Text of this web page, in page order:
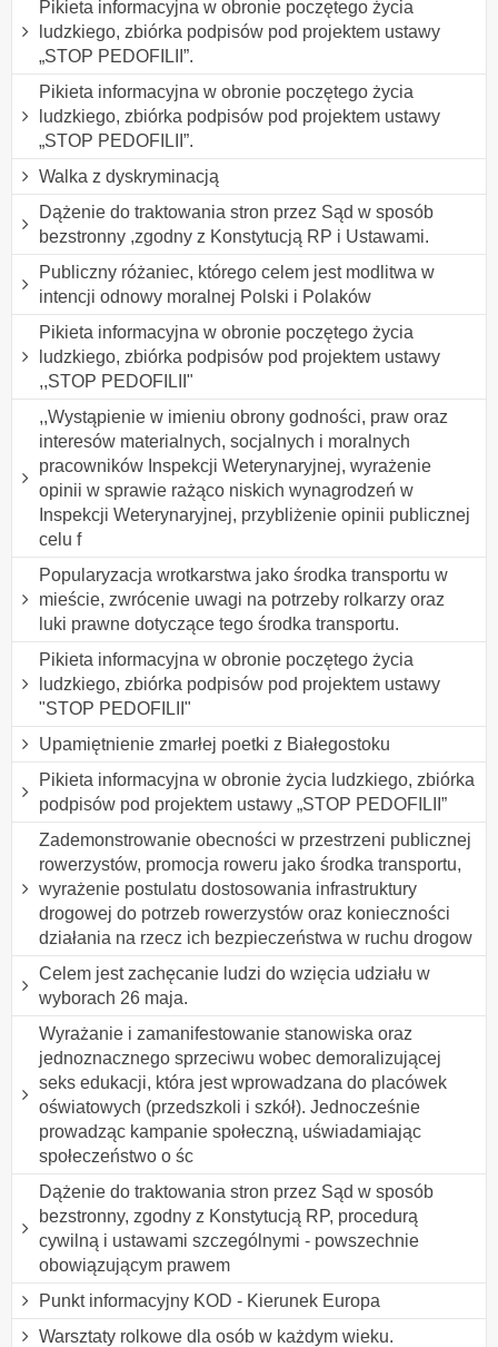
Pikieta informacyjna w obronie poczętego życia
ludzkiego, zbiórka podpisów pod projektem ustawy
„STOP PEDOFILII”.
Pikieta informacyjna w obronie poczętego życia
ludzkiego, zbiórka podpisów pod projektem ustawy
„STOP PEDOFILII”.
Walka z dyskryminacją
Dążenie do traktowania stron przez Sąd w sposób
bezstronny ,zgodny z Konstytucją RP i Ustawami.
Publiczny różaniec, którego celem jest modlitwa w
intencji odnowy moralnej Polski i Polaków
Pikieta informacyjna w obronie poczętego życia
ludzkiego, zbiórka podpisów pod projektem ustawy
,,STOP PEDOFILII"
,,Wystąpienie w imieniu obrony godności, praw oraz
interesów materialnych, socjalnych i moralnych
pracowników Inspekcji Weterynaryjnej, wyrażenie
opinii w sprawie rażąco niskich wynagrodzeń w
Inspekcji Weterynaryjnej, przybliżenie opinii publicznej
celu f
Popularyzacja wrotkarstwa jako środka transportu w
mieście, zwrócenie uwagi na potrzeby rolkarzy oraz
luki prawne dotyczące tego środka transportu.
Pikieta informacyjna w obronie poczętego życia
ludzkiego, zbiórka podpisów pod projektem ustawy
"STOP PEDOFILII"
Upamiętnienie zmarłej poetki z Białegostoku
Pikieta informacyjna w obronie życia ludzkiego, zbiórka
podpisów pod projektem ustawy „STOP PEDOFILII”
Zademonstrowanie obecności w przestrzeni publicznej
rowerzystów, promocja roweru jako środka transportu,
wyrażenie postulatu dostosowania infrastruktury
drogowej do potrzeb rowerzystów oraz konieczności
działania na rzecz ich bezpieczeństwa w ruchu drogow
Celem jest zachęcanie ludzi do wzięcia udziału w
wyborach 26 maja.
Wyrażanie i zamanifestowanie stanowiska oraz
jednoznacznego sprzeciwu wobec demoralizującej
seks edukacji, która jest wprowadzana do placówek
oświatowych (przedszkoli i szkół). Jednocześnie
prowadząc kampanie społeczną, uświadamiając
społeczeństwo o śc
Dążenie do traktowania stron przez Sąd w sposób
bezstronny, zgodny z Konstytucją RP, procedurą
cywilną i ustawami szczególnymi - powszechnie
obowiązującym prawem
Punkt informacyjny KOD - Kierunek Europa
Warsztaty rolkowe dla osób w każdym wieku.